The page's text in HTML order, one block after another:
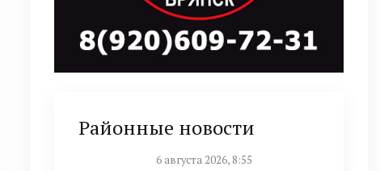
Районные новости
6 августа 2026, 8:55